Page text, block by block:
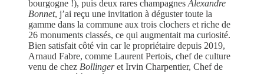
bourgogne !), puis deux rares champagnes Alexandre
Bonnet, j’ai reçu une invitation à déguster toute la
gamme dans la commune aux trois clochers et riche de
26 monuments classés, ce qui augmentait ma curiosité.
Bien satisfait côté vin car le propriétaire depuis 2019,
Arnaud Fabre, comme Laurent Pertois, chef de culture
venu de chez Bollingeret Irvin Charpentier, Chef de